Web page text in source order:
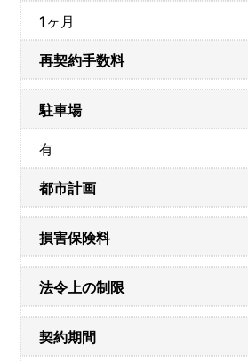
1ヶ月
再契約手数料
駐車場
有
都市計画
損害保険料
法令上の制限
契約期間